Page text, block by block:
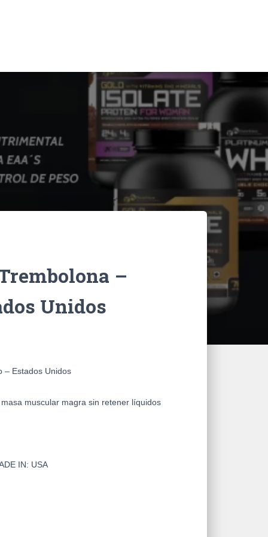
–
Unidos
– Estados Unidos
muscular magra sin retener líquidos
IN: USA